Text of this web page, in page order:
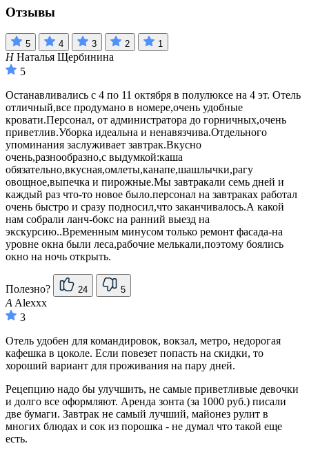
Отзывы
5 4 3 2 1
ННаталья Щербинина
5
Останавливались с 4 по 11 октября в полулюксе на 4 эт. Отель
отличный,все продумано в номере,очень удобные
кровати.Персонал, от администратора до горничных,очень
приветлив.Уборка идеальна и ненавязчива.Отдельного
упоминания заслуживает завтрак.Вкусно
очень,разнообразно,с выдумкой:каша
обязательно,вкусная,омлеты,канапе,шашлычки,рагу
овощное,выпечка и пирожные.Мы завтракали семь дней и
каждый раз что-то новое было.персонал на завтраках работал
очень быстро и сразу подносил,что заканчивалось.А какой
нам собрали ланч-бокс на ранний выезд на
экскурсию..Временным минусом только ремонт фасада-на
уровне окна были леса,рабочие мелькали,поэтому боялись
окно на ночь открыть.
Полезно? 24 5
A Alexхх
3
Отель удобен для командировок, вокзал, метро, недорогая
кафешка в цоколе. Если повезет попасть на скидки, то
хороший вариант для проживания на пару дней.
Рецепцию надо бы улучшить, не самые приветливые девочки
и долго все оформляют. Аренда зонта (за 1000 руб.) писали
две бумаги. Завтрак не самый лучший, майонез рулит в
многих блюдах и сок из порошка - не думал что такой еще
есть.